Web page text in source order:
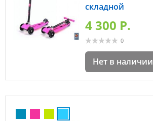
складной
4 300 P.
0
Нет в наличии